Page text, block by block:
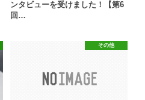
ンタビューを受けました！【第6
回…
その他